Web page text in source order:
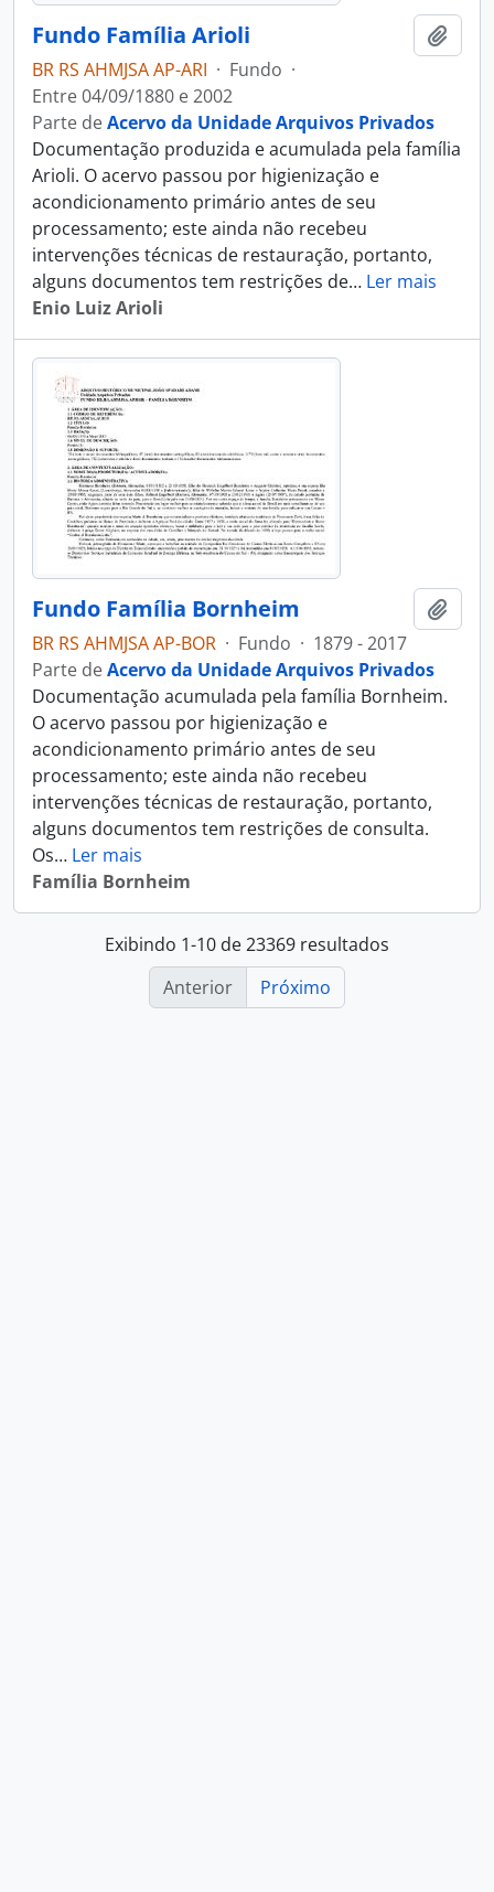
Fundo Família Arioli
BR RS AHMJSA AP-ARI · Fundo ·
Entre 04/09/1880 e 2002
Parte deAcervo da Unidade Arquivos Privados
Documentação produzida e acumulada pela família
Arioli. O acervo passou por higienização e
acondicionamento primário antes de seu
processamento; este ainda não recebeu
intervenções técnicas de restauração, portanto,
alguns documentos tem restrições de… Ler mais
Enio Luiz Arioli
Fundo Família Bornheim
BR RS AHMJSA AP-BOR · Fundo · 1879 - 2017
Parte deAcervo da Unidade Arquivos Privados
Documentação acumulada pela família Bornheim.
O acervo passou por higienização e
acondicionamento primário antes de seu
processamento; este ainda não recebeu
intervenções técnicas de restauração, portanto,
alguns documentos tem restrições de consulta.
Os… Ler mais
Família Bornheim
Exibindo 1-10 de 23369 resultados
Anterior
Próximo